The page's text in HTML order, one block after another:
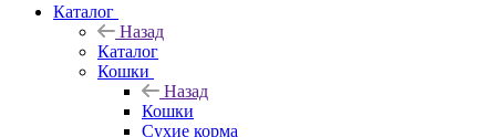
Каталог
Назад
Каталог
Кошки
Назад
Кошки
Сухие корма